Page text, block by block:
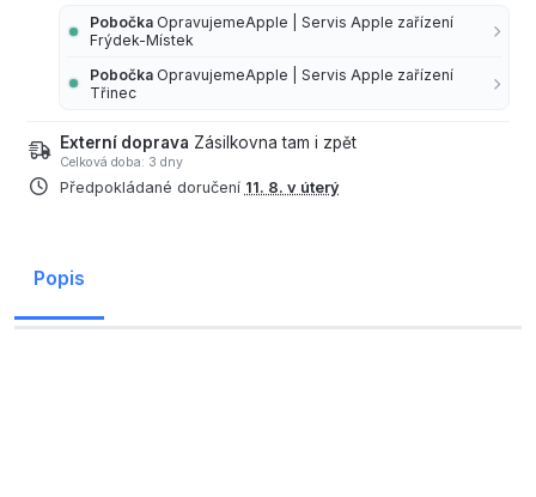
Pobočka OpravujemeApple | Servis Apple zařízení
Frýdek-Místek
Pobočka OpravujemeApple | Servis Apple zařízení
Třinec
Externí doprava Zásilkovna tam i zpět
Celková doba: 3 dny
Předpokládané doručení 11. 8. v úterý
Popis